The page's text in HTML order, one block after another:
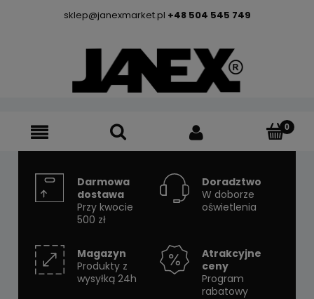
sklep@janexmarket.pl +48 504 545 749
Darmowa
dostawa
Przy kwocie
500 zł
Doradztwo
W doborze
oświetlenia
Magazyn
Produkty z
wysyłką 24h
Atrakcyjne
ceny
Program
rabatowy